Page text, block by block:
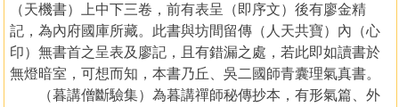
（天機書）上中下三卷，前有表呈（即序文）後有廖金精
記，為內府國庫所藏。此書與坊間留傳（人天共寶）內（心
印）無書首之呈表及廖記，且有錯漏之處，若此即如讀書於
無燈暗室，可想而知，本書乃丘、吳二國師青囊理氣真書。
（暮講僧斷驗集）為暮講禪師秘傳抄本，有形氣篇、外